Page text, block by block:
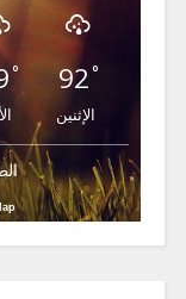
° 92°
الإثنين